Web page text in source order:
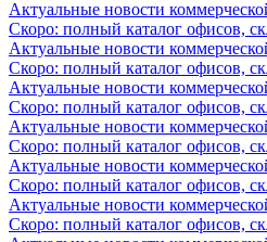
Актуальные новости
Скоро: полный каталог офисов,
Актуальные новости
Скоро: полный каталог офисов,
Актуальные новости
Скоро: полный каталог офисов,
Актуальные новости
Скоро: полный каталог офисов,
Актуальные новости
Скоро: полный каталог офисов,
Актуальные новости
Скоро: полный каталог офисов,